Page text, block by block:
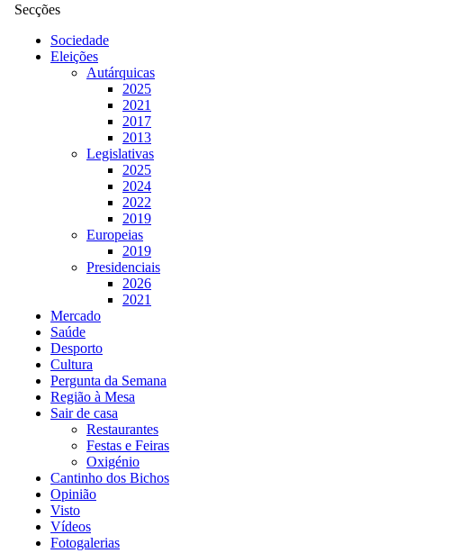
Secções
Sociedade
Eleições
Autárquicas
2025
2021
2017
2013
Legislativas
2025
2024
2022
2019
Europeias
2019
Presidenciais
2026
2021
Mercado
Saúde
Desporto
Cultura
Pergunta da Semana
Região à Mesa
Sair de casa
Restaurantes
Festas e Feiras
Oxigénio
Cantinho dos Bichos
Opinião
Visto
Vídeos
Fotogalerias